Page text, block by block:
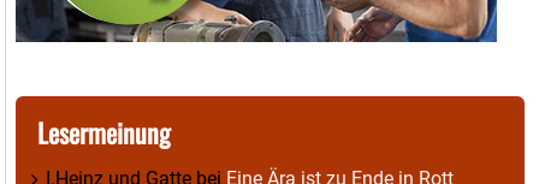
Lesermeinung
I.Heinz und Gatte bei Eine Ära ist zu Ende in Rott